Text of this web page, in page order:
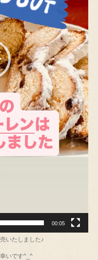
00:05
いたしました♪
いです^_^